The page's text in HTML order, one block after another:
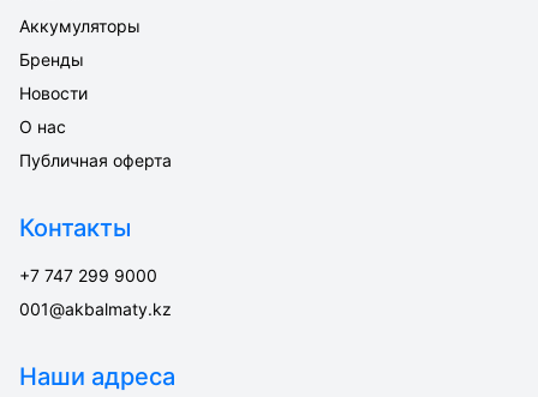
Аккумуляторы
Бренды
Новости
О нас
Публичная оферта
Контакты
+7 747 299 9000
001@akbalmaty.kz
Наши адреса